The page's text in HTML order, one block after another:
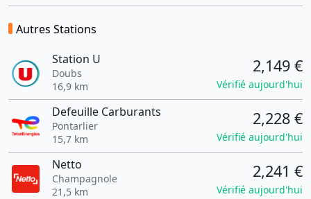
Autres Stations
Station U
Doubs
16,9 km
2,149 €
Vérifié aujourd'hui
Defeuille Carburants
Pontarlier
15,7 km
2,228 €
Vérifié aujourd'hui
Netto
Champagnole
21,5 km
2,241 €
Vérifié aujourd'hui